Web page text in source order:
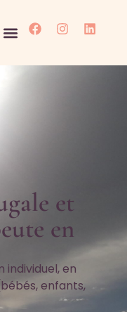
et
en
individuel, en
enfants,